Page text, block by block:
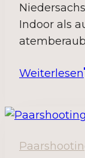
Indoor als
Weiterlesen